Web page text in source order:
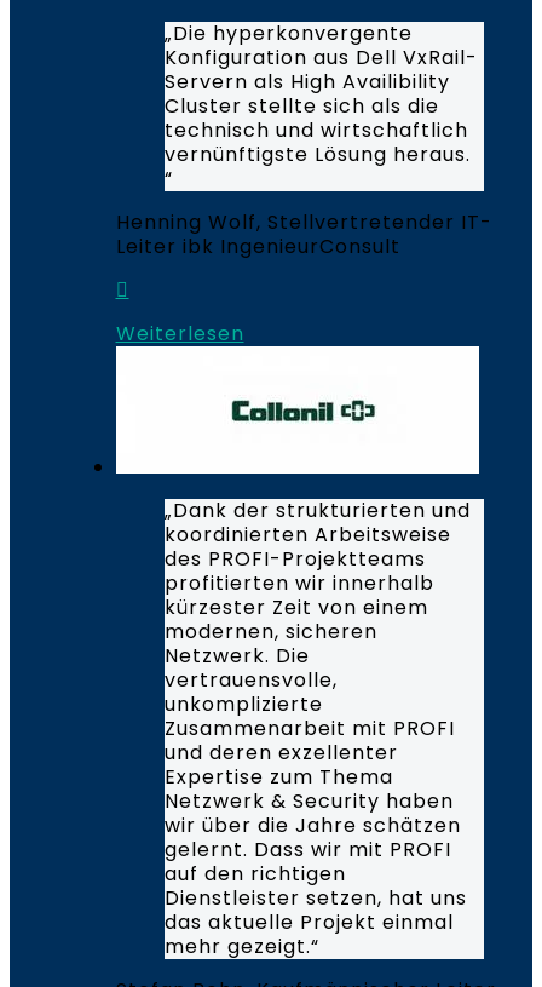
„Die hyperkonvergente
Konfiguration aus Dell VxRail-
Servern als High Availibility
Cluster stellte sich als die
technisch und wirtschaftlich
vernünftigste Lösung heraus.
“
Henning Wolf, Stellvertretender IT-
Leiter ibk IngenieurConsult
Weiterlesen
„Dank der strukturierten und
koordinierten Arbeitsweise
des PROFI-Projektteams
profitierten wir innerhalb
kürzester Zeit von einem
modernen, sicheren
Netzwerk. Die
vertrauensvolle,
unkomplizierte
Zusammenarbeit mit PROFI
und deren exzellenter
Expertise zum Thema
Netzwerk & Security haben
wir über die Jahre schätzen
gelernt. Dass wir mit PROFI
auf den richtigen
Dienstleister setzen, hat uns
das aktuelle Projekt einmal
mehr gezeigt.“